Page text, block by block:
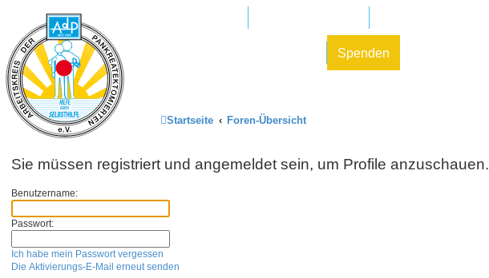
Spenden
Startseite Foren-Übersicht
Sie müssen registriert und angemeldet sein, um Profile anzuschauen.
Benutzername:
Passwort:
Ich habe mein Passwort vergessen
Die Aktivierungs-E-Mail erneut senden